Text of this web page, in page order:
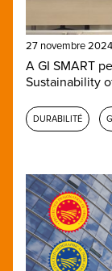
27 novembre 2024
A GI SMART
Sustainability
DURABILITÉ